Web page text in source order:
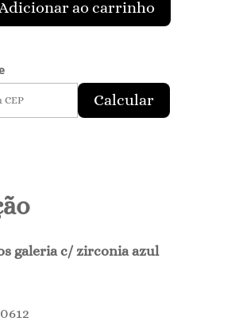
ao carrinho
Calcular
galeria c/ zirconia azul